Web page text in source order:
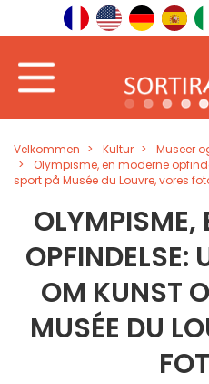
Velkommen Kultur
Museer
Olympisme, en moderne
sport på Musée du Louvre, vores
OLYMPISME,
OPFINDELSE:
OM KUNST
MUSÉE DU